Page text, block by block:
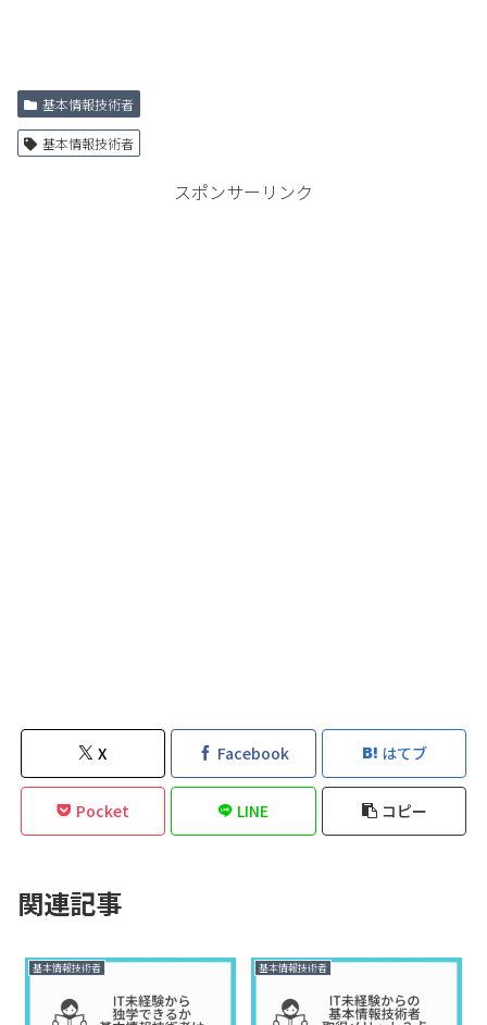
基本情報技術者
基本情報技術者
スポンサーリンク
X Facebook はてブ
Pocket LINE コピー
関連記事
基本情報技術者 基本情報技術者